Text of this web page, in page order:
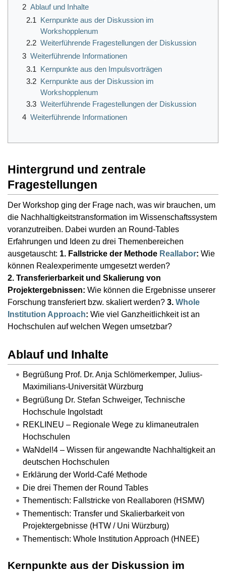
2 Ablauf und Inhalte
2.1 Kernpunkte aus der Diskussion im
Workshopplenum
2.2 Weiterführende Fragestellungen der Diskussion
3 Weiterführende Informationen
3.1 Kernpunkte aus den Impulsvorträgen
3.2 Kernpunkte aus der Diskussion im
Workshopplenum
3.3 Weiterführende Fragestellungen der Diskussion
4 Weiterführende Informationen
Hintergrund und zentrale
Fragestellungen
Der Workshop ging der Frage nach, was wir brauchen, um
die Nachhaltigkeitstransformation im Wissenschaftssystem
voranzutreiben. Dabei wurden an Round-Tables
Erfahrungen und Ideen zu drei Themenbereichen
ausgetauscht: 1. Fallstricke der Methode Reallabor: Wie
können Realexperimente umgesetzt werden?
2. Transferierbarkeit und Skalierung von
Projektergebnissen: Wie können die Ergebnisse unserer
Forschung transferiert bzw. skaliert werden? 3. Whole
Institution Approach: Wie viel Ganzheitlichkeit ist an
Hochschulen auf welchen Wegen umsetzbar?
Ablauf und Inhalte
Begrüßung Prof. Dr. Anja Schlömerkemper, Julius-
Maximilians-Universität Würzburg
Begrüßung Dr. Stefan Schweiger, Technische
Hochschule Ingolstadt
REKLINEU – Regionale Wege zu klimaneutralen
Hochschulen
WaNdel!4 – Wissen für angewandte Nachhaltigkeit an
deutschen Hochschulen
Erklärung der World-Café Methode
Die drei Themen der Round Tables
Thementisch: Fallstricke von Reallaboren (HSMW)
Thementisch: Transfer und Skalierbarkeit von
Projektergebnisse (HTW / Uni Würzburg)
Thementisch: Whole Institution Approach (HNEE)
Kernpunkte aus der Diskussion im